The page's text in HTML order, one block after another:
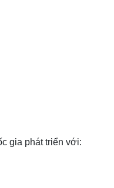
gia phát triển với: